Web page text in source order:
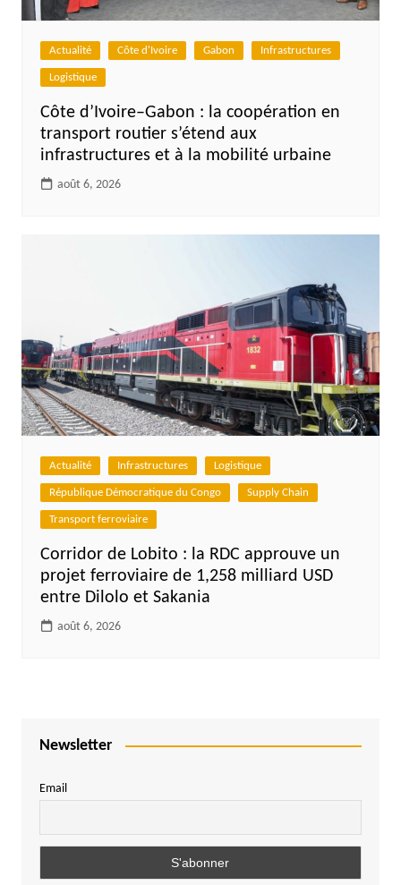
Actualité Côte d'Ivoire Gabon Infrastructures
Logistique
Côte d’Ivoire–Gabon : la coopération en
transport routier s’étend aux
infrastructures et à la mobilité urbaine
août 6, 2026
Actualité Infrastructures Logistique
République Démocratique du Congo Supply Chain
Transport ferroviaire
Corridor de Lobito : la RDC approuve un
projet ferroviaire de 1,258 milliard USD
entre Dilolo et Sakania
août 6, 2026
Newsletter
Email